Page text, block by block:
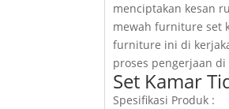
menciptakan kesan
mewah furniture set
furniture ini di
proses pengerjaan
Set Kamar
Spesifikasi Produk :